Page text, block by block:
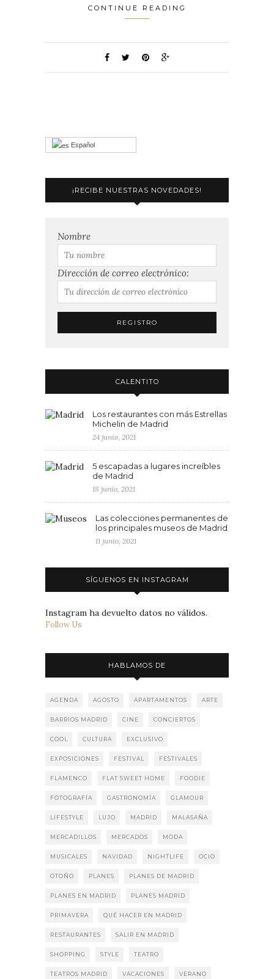
CONTINUE READING
Español
¡RECIBE NUESTRAS NOVEDADES!
Nombre
Dirección de correo electrónico:
CALENTITO
Los restaurantes con más Estrellas
Michelin de Madrid
24 junio, 2021
5 escapadas a lugares increíbles
de Madrid
18 junio, 2021
Las colecciones permanentes de
los principales museos de Madrid
11 junio, 2021
SÍGUENOS EN INSTAGRAM
Instagram ha devuelto datos no válidos.
Follow Us
HABLAMOS DE
AGENDA AGOSTO APARTAMENTOS ARTE
BARRIOS MADRID CINE CONCIERTOS
COOL CULTURA EXCLUSIVO
EXPOSICIONES FESTIVAL FESTIVALES
FLAMENCO FLAT SWEET HOME FOODIE
FOTOGRAFÍA GASTRONOMÍA GLAMOUR
LIFESTYLE LUJO MADRID MALASAÑA
MERCADILLOS MERCADOS MODA
MUSICALES NAVIDAD NIGHTLIFE OCIO
OTOÑO PLANES PLANES DE MADRID
PLANES EN MADRID PLANES MADRID
PRIMAVERA QUÉ HACER EN MADRID
RESTAURANTES SALIR EN MADRID
SHOPPING STYLE TEATRO
TEATROS MADRID VACACIONES VERANO